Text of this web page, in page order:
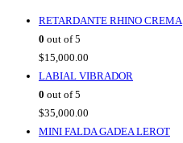
RETARDANTE RHINO CREMA
0 out of 5
$15,000.00
LABIAL VIBRADOR
0 out of 5
$35,000.00
MINI FALDA GADEA LEROT